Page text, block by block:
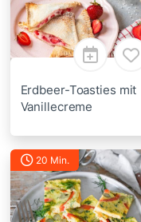
Erdbeer-Toasties mit
Vanillecreme
20 Min.